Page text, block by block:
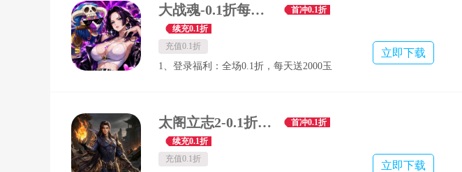
遥领先！ 【20星哥斯拉】新服盛典送20星机
械哥斯拉，超级光炮暴揍僵尸！ 【100000
抽】抽卡史诗福利，0.1折百倍奖励增幅，免
费送十万抽！ 【20星金刚】登录免费送20星
券，诚意拉满绝无套路！ 【买断资源】无限
资源卡助力，购买1次直接躺平，彻底告别重
复氪金！
大战魂-0.1折每天送2000-混服
首冲0.1折
续充0.1折
充值0.1折
1、登录福利：全场0.1折，每天送2000玉
多好礼等你来！ 4、每日签到：超强英雄天
天领，畅爽游玩！ 5、等级礼包：等级达标
更有等级礼包免费送！
立即下载
太阁立志2-0.1折风起战国-绿色服
首冲0.1折
续充0.1折
充值0.1折
立即下载